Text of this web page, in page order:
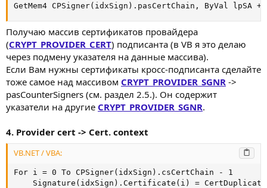
GetMem4 CPSigner(idxSign).pasCertChain, ByVal lpSA +
Получаю массив сертификатов провайдера
(CRYPT_PROVIDER_CERT) подписанта (в VB я это делаю
через подмену указателя на данные массива).
Если Вам нужны сертификаты кросс-подписанта сделайте
тоже самое над массивом CRYPT_PROVIDER_SGNR ->
pasCounterSigners (см. раздел 2.5.). Он содержит
указатели на другие CRYPT_PROVIDER_SGNR.
4. Provider cert -> Cert. context
VB.NET / VBA:
For i = 0 To CPSigner(idxSign).csCertChain - 1
Signature(idxSign).Certificate(i) =